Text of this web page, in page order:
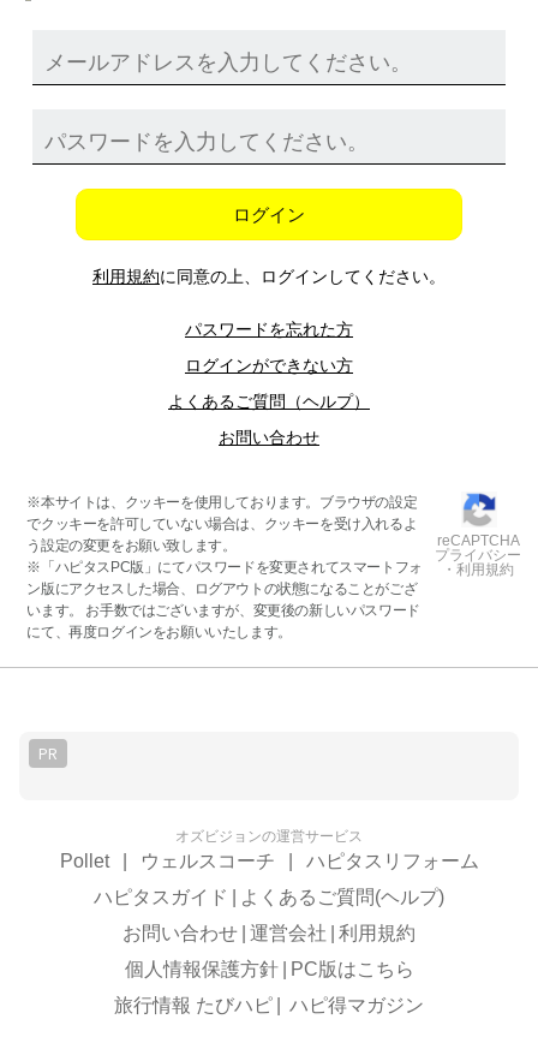
ログイン
利用規約に同意の上、ログインしてください。
パスワードを忘れた方
ログインができない方
よくあるご質問（ヘルプ）
お問い合わせ
※本サイトは、クッキーを使用しております。ブラウザの設定
でクッキーを許可していない場合は、クッキーを受け入れるよ
う設定の変更をお願い致します。
※「ハピタスPC版」にてパスワードを変更されてスマートフォ
ン版にアクセスした場合、ログアウトの状態になることがござ
います。 お手数ではございますが、変更後の新しいパスワード
にて、再度ログインをお願いいたします。
reCAPTCHA
プライバシー
・利用規約
PR
オズビジョンの運営サービス
Pollet ウェルスコーチ
ハピタスリフォーム
ハピタスガイド
よくあるご質問(ヘルプ)
お問い合わせ 運営会社
利用規約
個人情報保護方針
PC版はこちら
旅行情報 たびハピ
ハピ得マガジン